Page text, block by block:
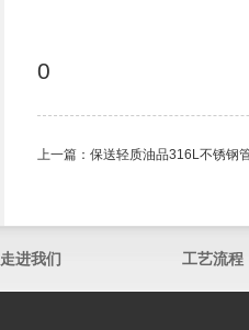
0
上一篇： 保送轻质油品316L不锈钢
走进我们 工艺流程